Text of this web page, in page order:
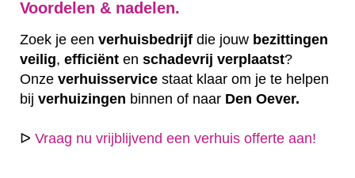
Voordelen & nadelen.
Zoek je een verhuisbedrijf die jouw bezittingen
veilig, efficiënt en schadevrij verplaatst?
Onze verhuisservice staat klaar om je te helpen
bij verhuizingen binnen of naar Den Oever.
ᐅ Vraag nu vrijblijvend een verhuis offerte aan!